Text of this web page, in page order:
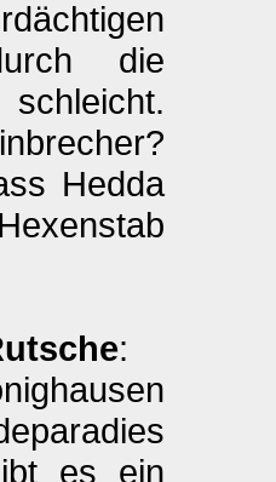
die
Hedda
:
es ein